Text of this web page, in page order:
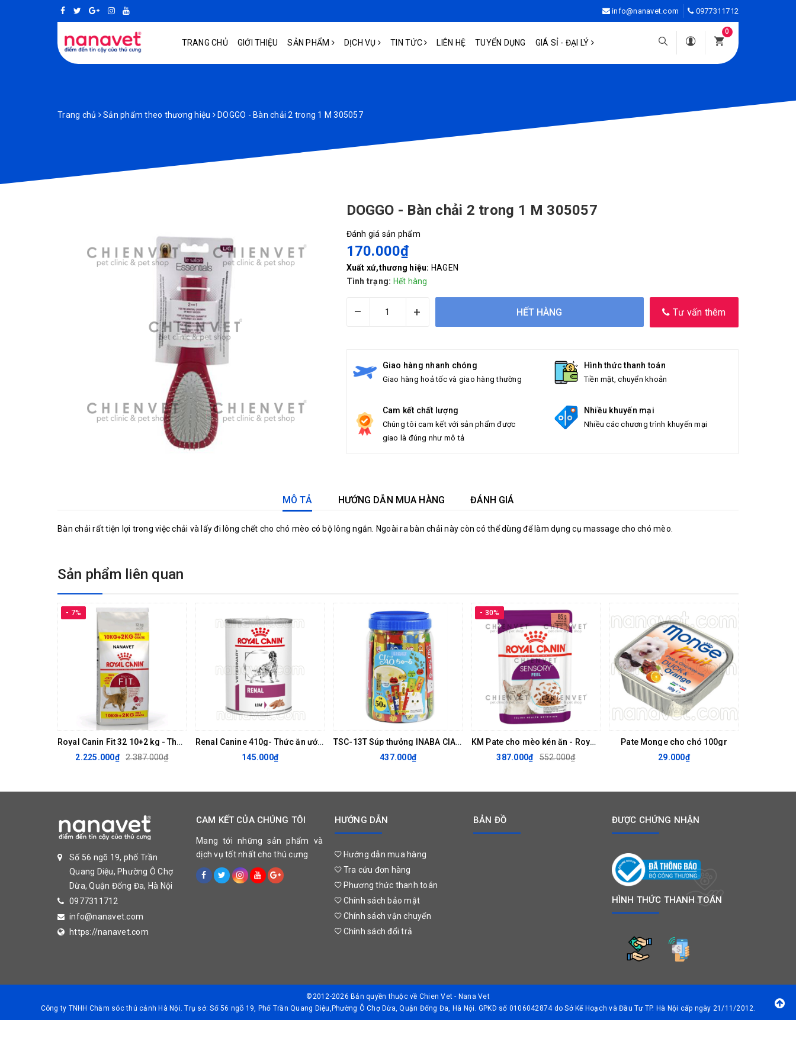
0977311712
info@nanavet.com
TRANG CHỦ GIỚI THIỆU SẢN PHẨM DỊCH VỤ TIN TỨC LIÊN HỆ TUYỂN DỤNG GIÁ SỈ - ĐẠI LÝ
0
Trang chủ Sản phẩm theo thương hiệu DOGGO - Bàn chải 2 trong 1 M 305057
DOGGO - Bàn chải 2 trong 1 M 305057
Đánh giá sản phẩm
170.000₫
Xuất xứ,thương hiệu: HAGEN
Tình trạng: Hết hàng
– + HẾT HÀNG Tư vấn thêm
Giao hàng nhanh chóng
Giao hàng hoả tốc và giao hàng thường
Hình thức thanh toán
Tiền mặt, chuyển khoản
Cam kết chất lượng
Chúng tôi cam kết với sản phẩm được
giao là đúng như mô tả
Nhiều khuyến mại
Nhiều các chương trình khuyến mại
MÔ TẢ HƯỚNG DẪN MUA HÀNG ĐÁNH GIÁ
Bàn chải rất tiện lợi trong việc chải và lấy đi lông chết cho chó mèo có bộ lông ngắn. Ngoài ra bàn chải này còn có thể dùng để làm dụng cụ massage cho chó mèo.
Sản phẩm liên quan
- 7%
Royal Canin Fit 32 10+2 kg - Thức ăn cho mèo trưởng thành
2.225.000₫ 2.387.000₫
Renal Canine 410g- Thức ăn ướt hỗ trợ chức năng thận cho chó
145.000₫
TSC-13T Súp thưởng INABA CIAO Churu hải sản Mix vị hũ 50 thanh
437.000₫
- 30%
KM Pate cho mèo kén ăn - Royal Canin Sensory Feline 85g (hộp 12 gói)
387.000₫
552.000₫
Pate Monge cho chó 100gr
29.000₫
Số 56 ngõ 19, phố Trần
Quang Diệu, Phường Ô Chợ
Dừa, Quận Đống Đa, Hà Nội
0977311712
info@nanavet.com
https://nanavet.com
CAM KẾT CỦA CHÚNG TÔI
Mang tới những sản phẩm và
dịch vụ tốt nhất cho thú cưng
HƯỚNG DẪN
Hướng dẫn mua hàng
Tra cứu đơn hàng
Phương thức thanh toán
Chính sách bảo mật
Chính sách vận chuyển
Chính sách đổi trả
BẢN ĐỒ ĐƯỢC CHỨNG NHẬN
HÌNH THỨC THANH TOÁN
©2012-2026 Bản quyền thuộc về Chien Vet - Nana Vet
Công ty TNHH Chăm sóc thú cảnh Hà Nội. Trụ sở: Số 56 ngõ 19, Phố Trần Quang Diệu,Phường Ô Chợ Dừa, Quận Đống Đa, Hà Nội. GPKD số 0106042874 do Sở Kế Hoạch và Đầu Tư TP. Hà Nội cấp ngày 21/11/2012.